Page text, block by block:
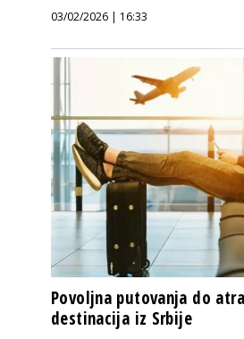
03/02/2026 | 16:33
Povoljna putovanja do
destinacija iz Srbije